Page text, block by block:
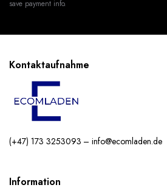
save payment info.
Kontaktaufnahme
(+47) 173 3253093 – info@ecomladen.de
Information